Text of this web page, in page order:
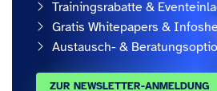
Trainingsrabatte &
Gratis Whitepapers &
Austausch- &
ZUR NEWSLETTER-ANMELDUNG